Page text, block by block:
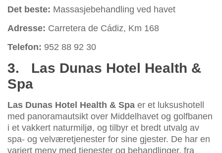
Det beste: Massasjebehandling ved havet
Adresse: Carretera de Cádiz, Km 168
Telefon: 952 88 92 30
3. Las Dunas Hotel Health &
Spa
Las Dunas Hotel Health & Spa er et luksushotell
med panoramautsikt over Middelhavet og golfbanen
i et vakkert naturmiljø, og tilbyr et bredt utvalg av
spa- og velværetjenester for sine gjester. De har en
variert meny med tjenester og behandlinger, fra